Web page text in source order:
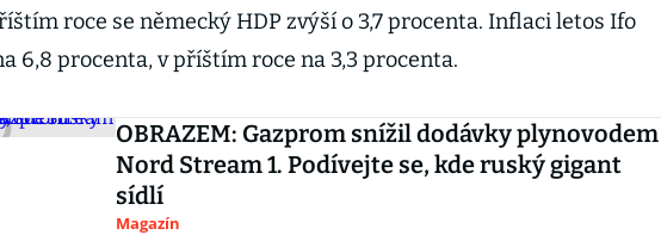
roce se německý HDP zvýší o 3,7 procenta. Inflaci letos Ifo
6,8 procenta, v příštím roce na 3,3 procenta.
OBRAZEM: Gazprom snížil dodávky plynovodem
Nord Stream 1. Podívejte se, kde ruský gigant
sídlí
Magazín